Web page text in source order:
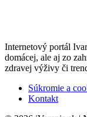
Internetový portál
domácej, ale aj zo
zdravej výživy či
Súkromie a
Kontakt